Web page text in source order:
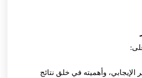
الإيجابي، وأهميته في خلق نتائج